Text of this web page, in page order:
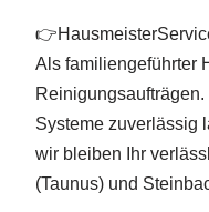
Als familiengeführter
Systeme zuverlässig
wir bleiben Ihr
(Taunus) und